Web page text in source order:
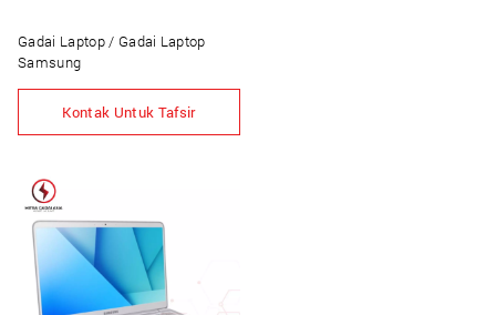
Gadai Laptop / Gadai Laptop
Samsung
Kontak Untuk Tafsir